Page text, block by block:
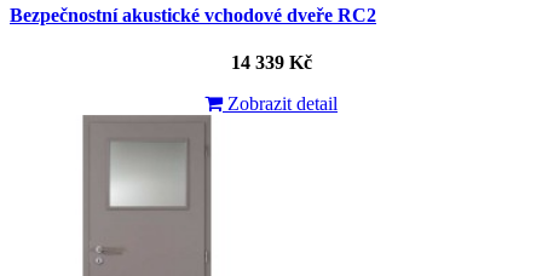
Bezpečnostní akustické vchodové dveře RC2
14 339 Kč
Zobrazit detail